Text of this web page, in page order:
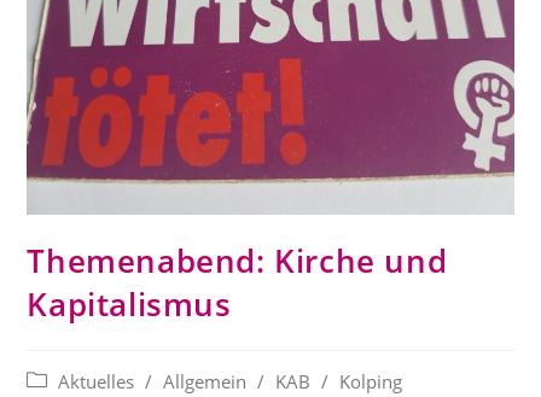
Themenabend: Kirche und
Kapitalismus
Beitrags-
Aktuelles / Allgemein / KAB / Kolping